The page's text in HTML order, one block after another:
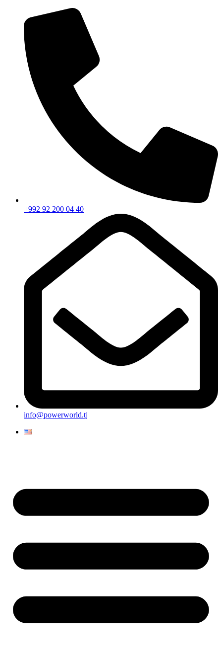
+992 92 200 04 40
info@powerworld.tj